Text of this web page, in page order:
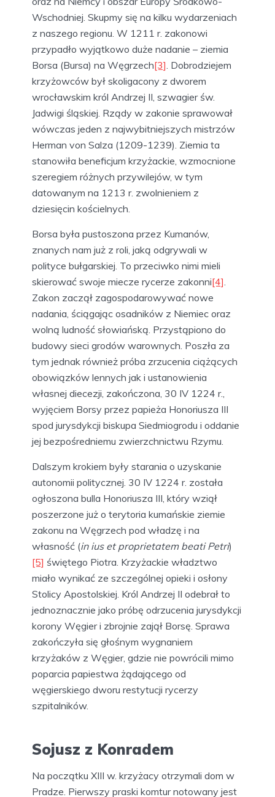
Wschodniej. Skupmy się na kilku wydarzeniach
z naszego regionu. W 1211 r. zakonowi
przypadło wyjątkowo duże nadanie – ziemia
Borsa (Bursa) na Węgrzech[3] . Dobrodziejem
krzyżowców był skoligacony z dworem
wrocławskim król Andrzej II, szwagier św.
Jadwigi śląskiej. Rządy w zakonie sprawował
wówczas jeden z najwybitniejszych mistrzów
Herman von Salza (1209-1239). Ziemia ta
stanowiła beneficjum krzyżackie, wzmocnione
szeregiem różnych przywilejów, w tym
datowanym na 1213 r. zwolnieniem z
dziesięcin kościelnych.
Borsa była pustoszona przez Kumanów,
znanych nam już z roli, jaką odgrywali w
polityce bułgarskiej. To przeciwko nimi mieli
skierować swoje miecze rycerze zakonni[4]
Zakon zaczął zagospodarowywać nowe
nadania, ściągając osadników z Niemiec oraz
wolną ludność słowiańską. Przystąpiono do
budowy sieci grodów warownych. Poszła za
tym jednak również próba zrzucenia ciążących
obowiązków lennych jak i ustanowienia
własnej diecezji, zakończona, 30 IV 1224 r.,
wyjęciem Borsy przez papieża Honoriusza III
spod jurysdykcji biskupa Siedmiogrodu i oddanie
jej bezpośredniemu zwierzchnictwu Rzymu.
Dalszym krokiem były starania o uzyskanie
autonomii politycznej. 30 IV 1224 r. została
ogłoszona bulla Honoriusza III, który wziął
poszerzone już o terytoria kumańskie ziemie
zakonu na Węgrzech pod władzę i na
własność (in ius et proprietatem beati Petri)
[5] świętego Piotra. Krzyżackie władztwo
miało wynikać ze szczególnej opieki i osłony
Stolicy Apostolskiej. Król Andrzej II odebrał to
jednoznacznie jako próbę odrzucenia jurysdykcji
korony Węgier i zbrojnie zajął Borsę. Sprawa
zakończyła się głośnym wygnaniem
krzyżaków z Węgier, gdzie nie powrócili mimo
poparcia papiestwa żądającego od
węgierskiego dworu restytucji rycerzy
szpitalników.
Sojusz z Konradem
Na początku XIII w. krzyżacy otrzymali dom w
Pradze. Pierwszy praski komtur notowany jest